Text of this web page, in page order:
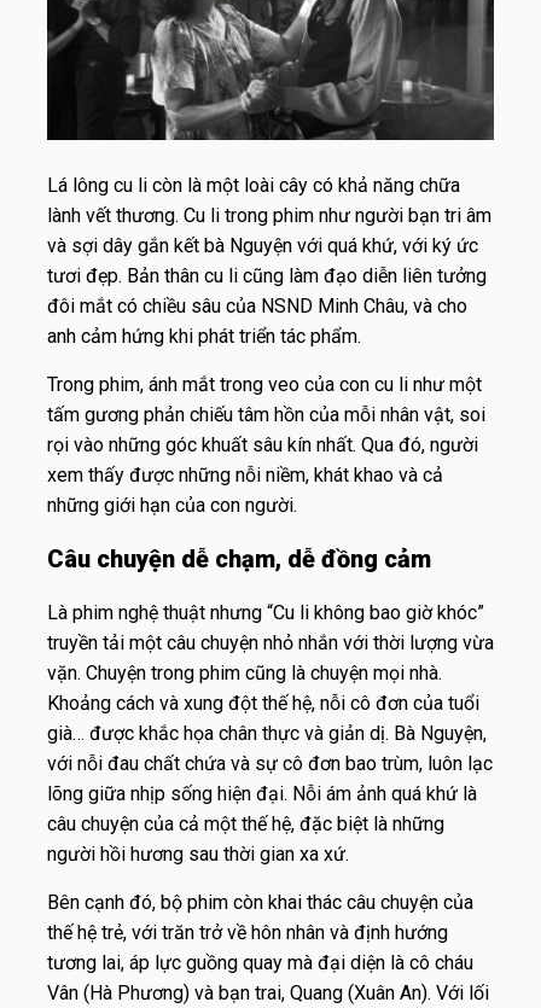
Lá lông cu li còn là một loài cây có khả năng chữa
lành vết thương. Cu li trong phim như người bạn tri âm
và sợi dây gắn kết bà Nguyện với quá khứ, với ký ức
tươi đẹp. Bản thân cu li cũng làm đạo diễn liên tưởng
đôi mắt có chiều sâu của NSND Minh Châu, và cho
anh cảm hứng khi phát triển tác phẩm.
Trong phim, ánh mắt trong veo của con cu li như một
tấm gương phản chiếu tâm hồn của mỗi nhân vật, soi
rọi vào những góc khuất sâu kín nhất. Qua đó, người
xem thấy được những nỗi niềm, khát khao và cả
những giới hạn của con người.
Câu chuyện dễ chạm, dễ đồng cảm
Là phim nghệ thuật nhưng “Cu li không bao giờ khóc”
truyền tải một câu chuyện nhỏ nhắn với thời lượng vừa
vặn. Chuyện trong phim cũng là chuyện mọi nhà.
Khoảng cách và xung đột thế hệ, nỗi cô đơn của tuổi
già… được khắc họa chân thực và giản dị. Bà Nguyện,
với nỗi đau chất chứa và sự cô đơn bao trùm, luôn lạc
lõng giữa nhịp sống hiện đại. Nỗi ám ảnh quá khứ là
câu chuyện của cả một thế hệ, đặc biệt là những
người hồi hương sau thời gian xa xứ.
Bên cạnh đó, bộ phim còn khai thác câu chuyện của
thế hệ trẻ, với trăn trở về hôn nhân và định hướng
tương lai, áp lực guồng quay mà đại diện là cô cháu
Vân (Hà Phương) và bạn trai, Quang (Xuân An). Với lối